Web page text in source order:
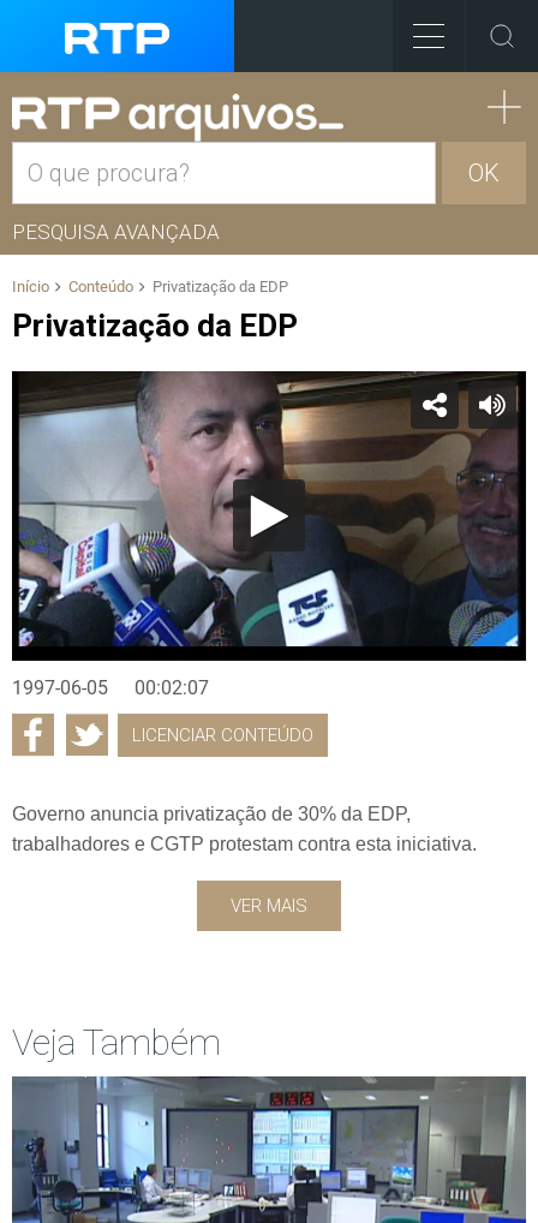
OK
PESQUISA AVANÇADA
Início Conteúdo Privatização da EDP
Privatização da EDP
1997-06-05 00:02:07
LICENCIAR CONTEÚDO
Governo anuncia privatização de 30% da EDP,
trabalhadores e CGTP protestam contra esta iniciativa.
VER MAIS
Veja Também